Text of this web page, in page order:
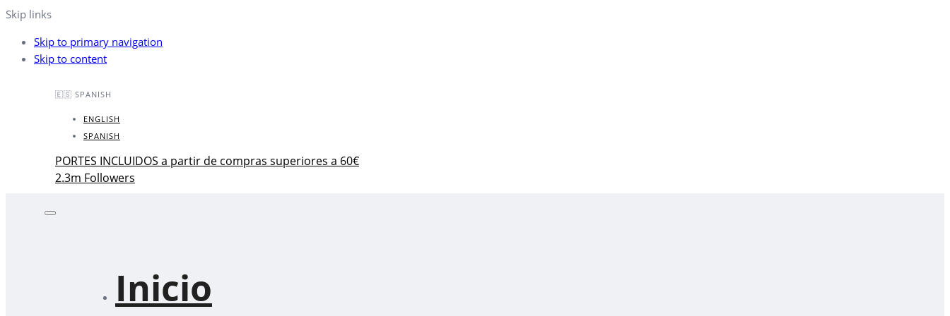
Skip links
Skip to primary navigation
Skip to content
🇪🇸 SPANISH
ENGLISH
SPANISH
PORTES INCLUIDOS a partir de compras superiores a 60€
2.3m Followers
Inicio